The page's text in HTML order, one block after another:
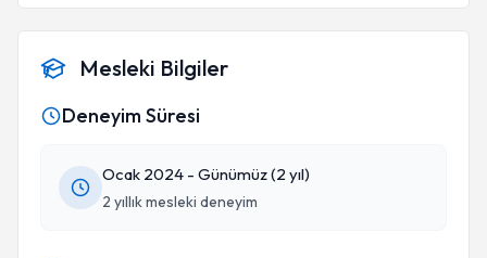
Mesleki Bilgiler
Deneyim Süresi
Ocak 2024 - Günümüz (2 yıl)
2 yıllık mesleki deneyim